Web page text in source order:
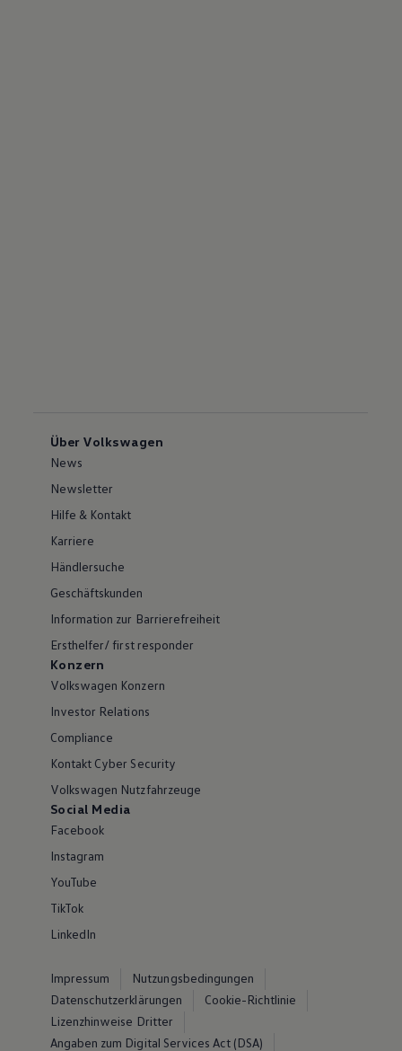
Über Volkswagen
News
Newsletter
Hilfe & Kontakt
Karriere
Händlersuche
Geschäftskunden
Information zur Barrierefreiheit
Ersthelfer/ first responder
Konzern
Volkswagen Konzern
Investor Relations
Compliance
Kontakt Cyber Security
Volkswagen Nutzfahrzeuge
Social Media
Facebook
Instagram
YouTube
TikTok
LinkedIn
Impressum
Nutzungsbedingungen
Datenschutzerklärungen
Cookie-Richtlinie
Lizenzhinweise Dritter
Angaben zum Digital Services Act (DSA)